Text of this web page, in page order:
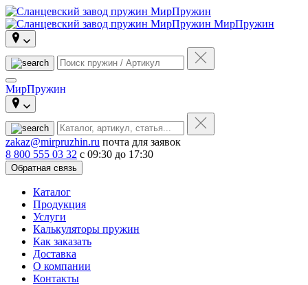
МирПружин
МирПружин
zakaz@mirpruzhin.ru почта для заявок
8 800 555 03 32 с 09:30 до 17:30
Обратная связь
Каталог
Продукция
Услуги
Калькуляторы пружин
Как заказать
Доставка
О компании
Контакты